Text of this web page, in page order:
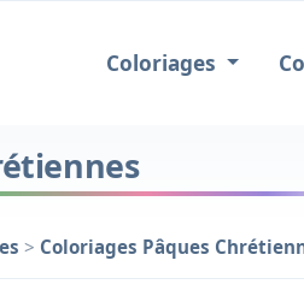
Coloriages
> Coloriages Pâques